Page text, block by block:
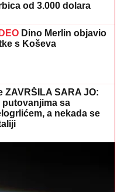
od 3.000 dolara
Dino Merlin objavio
s Koševa
ZAVRŠILA SARA JO:
putovanjima sa
a nekada se